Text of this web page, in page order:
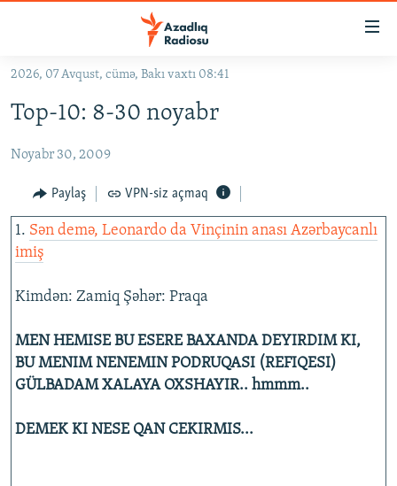
Əsas
qayıt
naviqasiyaya
Axtarışa
keç
#İZAHLA
KORRUPSIOMETR
#ƏSLINDƏ
FƏRQƏ BAX
QANUNI DOĞRU
ARAŞDIRMA
VIDEO
FOTOQALEREYA
RADIO ARXIV
OXU ZALI
HAQQIMIZDA
BIZI IZLƏ
2026, 07 Avqust, cümə, Bakı vaxtı 08:41
Top-10: 8-30 noyabr
Noyabr 30, 2009
Paylaş VPN-siz açmaq
1. Sən demə, Leonardo da Vinçinin anası Azərbaycanlı
imiş
Kimdən: Zamiq Şəhər: Praqa
MEN HEMISE BU ESERE BAXANDA DEYIRDIM KI,
BU MENIM NENEMIN PODRUQASI (REFIQESI)
GÜLBADAM XALAYA OXSHAYIR.. hmmm..
DEMEK KI NESE QAN CEKIRMIS...